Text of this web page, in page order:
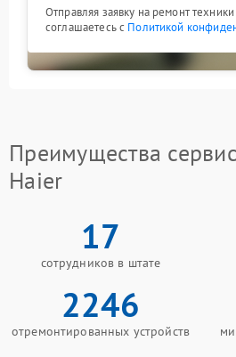
Отправляя заявку на ремонт
соглашаетесь с Политикой
Преимущества
Haier
17
сотрудников в штате
2246
отремонтированных устройств